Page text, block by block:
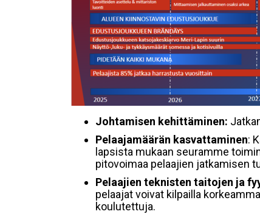
Johtamisen kehittäminen:
Pelaajamäärän kasvattaminen:
lapsista mukaan seuramme
pitovoimaa pelaajien jatkamisen
Pelaajien teknisten taitojen ja
pelaajat voivat kilpailla
koulutettuja.